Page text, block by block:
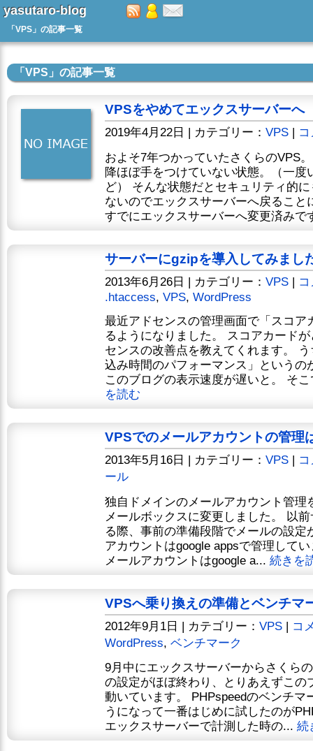
yasutaro-blog
「VPS」の記事一覧
「VPS」の記事一覧
VPSをやめてエックスサーバーへ
2019年4月22日 | カテゴリー： VPS |
およそ7年つかっていたさくらのVPS
降ほぼ手をつけていない状態。（一度
ど） そんな状態だとセキュリティ的
ないのでエックスサーバーへ戻ること
すでにエックスサーバーへ変更済み
サーバーにgzipを導入してみまし
2013年6月26日 | カテゴリー： VPS |
.htaccess, VPS, WordPress
最近アドセンスの管理画面で「スコア
るようになりました。 スコアカード
センスの改善点を教えてくれます。
込み時間のパフォーマンス」というの
このブログの表示速度が遅いと。 そ
を読む
VPSでのメールアカウントの管理
2013年5月16日 | カテゴリー： VPS |
ール
独自ドメインのメールアカウント管理
メールボックスに変更しました。 以
る際、事前の準備段階でメールの設
アカウントはgoogle appsで管理して
メールアカウントはgoogle a... 続きを
VPSへ乗り換えの準備とベンチマ
2012年9月1日 | カテゴリー： VPS | コ
WordPress, ベンチマーク
9月中にエックスサーバーからさくら
の設定がほぼ終わり、とりあえずこの
動いています。 PHPspeedのベンチマ
うになって一番はじめに試したのが
エックスサーバーで計測した時の... 続